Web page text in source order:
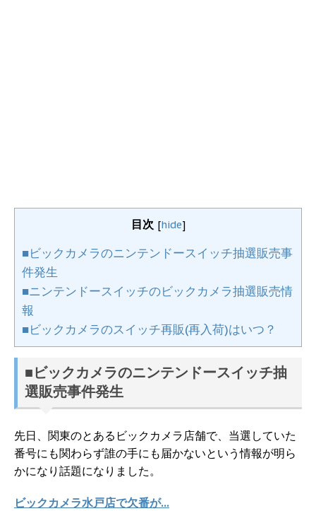
目次 [hide]
■ビックカメラのニンテンドースイッチ抽選販売事
件発生
■ニンテンドースイッチのビックカメラ抽選販売情
報
■ビックカメラのスイッチ再販(再入荷)はいつ？
■ビックカメラのニンテンドースイッチ抽
選販売事件発生
先日、関東のとあるビックカメラ店舗で、当選していた
番号にも関わらず誰の手にも届かないという情報が明ら
かになり話題になりました。
ビックカメラ水戸店で欠番が…